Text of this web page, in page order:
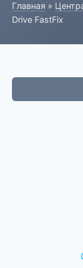
Главная »
Drive FastFix